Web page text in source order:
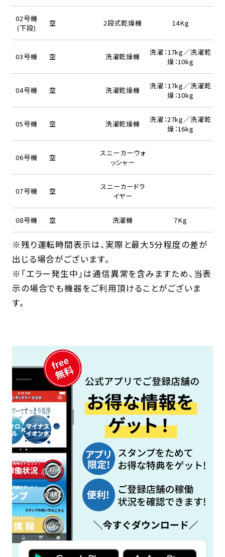
02号機
(下段)
空 2段式乾燥機 14Kg
03号機 空 洗濯乾燥機
洗濯：17kg／洗濯乾
燥：10kg
04号機 空 洗濯乾燥機
洗濯：17kg／洗濯乾
燥：10kg
05号機 空 洗濯乾燥機
洗濯：27kg／洗濯乾
燥：16kg
06号機 空
スニーカーウォ
ッシャー
07号機 空
スニーカードラ
イヤー
08号機 空 洗濯機 7Kg
※残り運転時間表示は、実際と最大5分程度の差が
出じる場合がございます。
※「エラー発生中」は通信異常を含みますため、当表
示の場合でも機器をご利用頂けることがございま
す。